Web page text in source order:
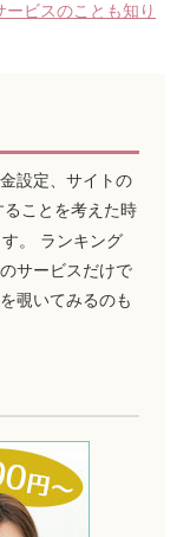
ビスのことも知り
設定、サイトの
ことを考えた時
。 ランキング
サービスだけで
覗いてみるのも